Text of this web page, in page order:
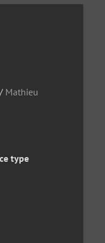
/ Mathieu
type